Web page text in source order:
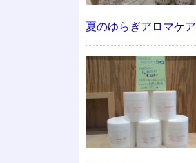
夏のゆらぎアロマケア